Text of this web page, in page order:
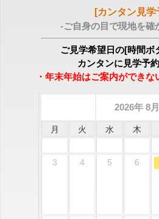
[カンタン見学
-ご自身の目で現地を確
ご見学希望日の[時間ボ
カンタンに見学予
・年末年始はご案内ができな
2026年 8月
月 火 水 木
3
4 5 6